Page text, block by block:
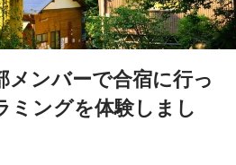
メンバーで合宿に行っ
ミングを体験しまし